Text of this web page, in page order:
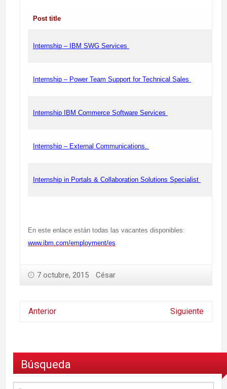
Post title
Internship – IBM SWG Services
Internship – Power Team Support for Technical Sales
Internship IBM Commerce Software Services
Internship – External Communications.
Internship in Portals & Collaboration Solutions Specialist
En este enlace están todas las vacantes disponibles:
www.ibm.com/employment/es
7 octubre, 2015 César
Anterior Siguiente
Búsqueda